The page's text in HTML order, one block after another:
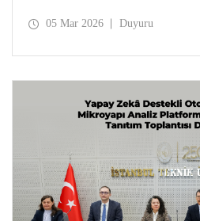
Merkezi’nde mühendislik eğitimi
05 Mar 2026 Duyuru